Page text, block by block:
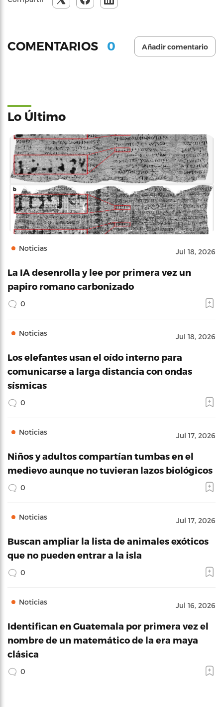
COMENTARIOS 0 Añadir comentario
Lo Último
Noticias Jul 18, 2026
La IA desenrolla y lee por primera vez un
papiro romano carbonizado
0
Noticias Jul 18, 2026
Los elefantes usan el oído interno para
comunicarse a larga distancia con ondas
sísmicas
0
Noticias Jul 17, 2026
Niños y adultos compartían tumbas en el
medievo aunque no tuvieran lazos biológicos
0
Noticias Jul 17, 2026
Buscan ampliar la lista de animales exóticos
que no pueden entrar a la isla
0
Noticias Jul 16, 2026
Identifican en Guatemala por primera vez el
nombre de un matemático de la era maya
clásica
0